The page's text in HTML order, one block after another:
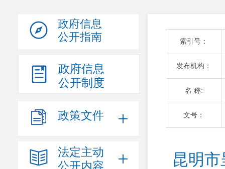
政府信息
公开指南
政府信息
公开制度
政策文件
法定主动
公开内容
索引号：
发布机构：
名 称:
文号：
昆明